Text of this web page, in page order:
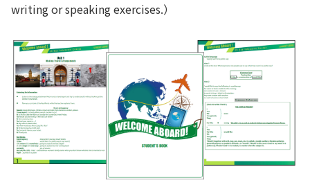
writing or speaking exercises.）